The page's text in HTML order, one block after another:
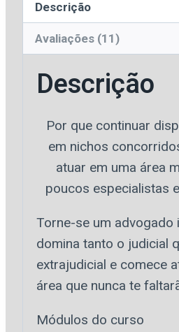
Descrição
Avaliações (11)
Descrição
Por que continuar
em nichos
atuar em uma área
poucos especialistas
Torne-se um advogado
domina tanto o judicial
extrajudicial e comece
área que nunca te
Módulos do curso